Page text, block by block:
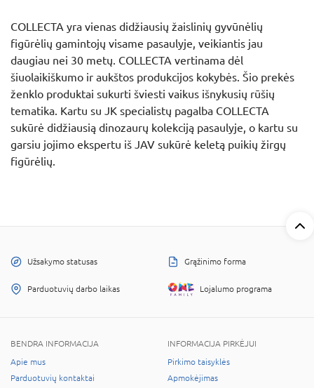
COLLECTA yra vienas didžiausių žaislinių gyvūnėlių
figūrėlių gamintojų visame pasaulyje, veikiantis jau
daugiau nei 30 metų. COLLECTA vertinama dėl
šiuolaikiškumo ir aukštos produkcijos kokybės. Šio prekės
ženklo produktai sukurti šviesti vaikus išnykusių rūšių
tematika. Kartu su JK specialistų pagalba COLLECTA
sukūrė didžiausią dinozaurų kolekciją pasaulyje, o kartu su
garsiu jojimo ekspertu iš JAV sukūrė keletą puikių žirgų
figūrėlių.
Užsakymo statusas Grąžinimo forma
Parduotuvių darbo laikas Lojalumo programa
BENDRA INFORMACIJA
Apie mus
Parduotuvių kontaktai
INFORMACIJA PIRKĖJUI
Pirkimo taisyklės
Apmokėjimas